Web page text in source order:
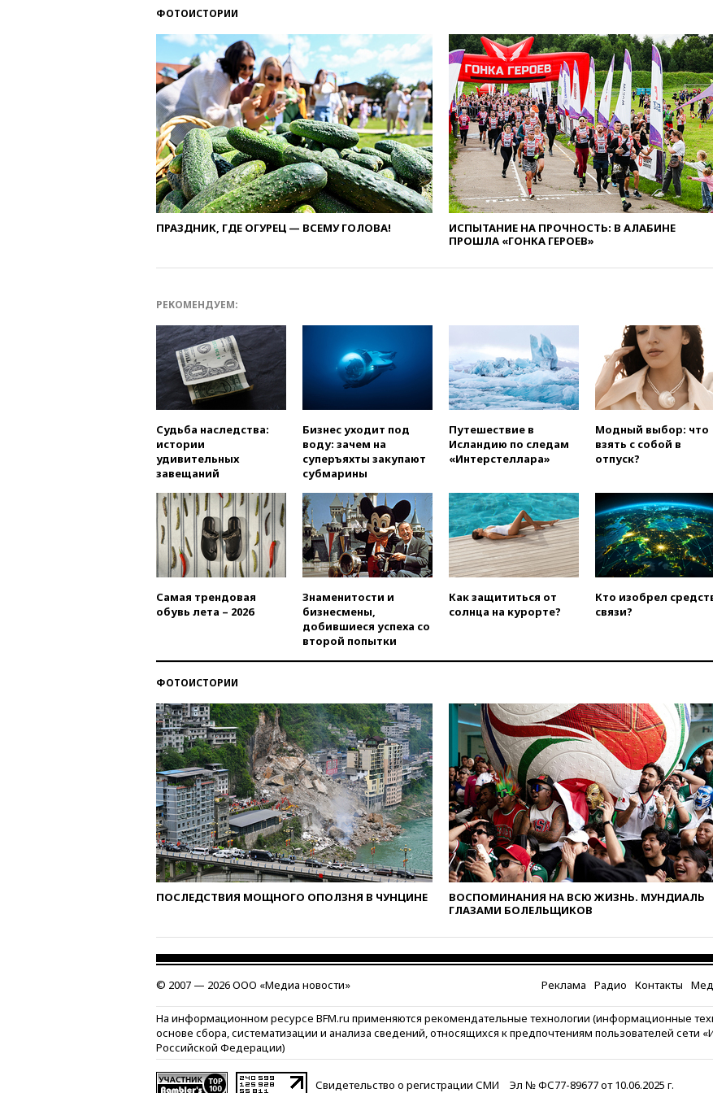
вчера, 22:59На башню
ресторана «Армения» в
Москве вернут утраченную
скульптуру балерины
вчера, 22:45 Литовец
протаранил погранпункт при
попытке попасть в Россию
вчера, 22:28Бессент
анонсировал скорое
соглашение о прекращении
огня США и Ирана
вчера, 22:15Три человека
получили ножевые ранения
области
вчера, 21:56The Atlantic: Маск
отказал Украине в
использовании Starlink для
атак вглубь РФ
складе в Брянске возбудили
уголовное дело
официальный отказ в визах от
Хорватии
вчера, 21:15Пентагон
опубликовал 16 новых видео с
НЛО
вчера, 21:00 На границе
Украины с Польшей скопилось
«Интервидение» точно
вчера, 20:45ПВО за день
сбила еще 75 украинских
беспилотников над Россией
вчера, 20:35Велосипедист
погиб при атаке FPV-дрона в
Белгородской области
вчера, 20:30Лидию
заочно арестовали по делу о
финансировании
экстремизма
вчера, 20:20Суд США
постановил остановить
строительство бального зала в
вчера, 20:15Сенат США
одобрил ужесточение
санкций против России и
вчера, 20:00СК возбудил
против журналистки
ФОТОИСТОРИИ
ПРАЗДНИК, ГДЕ ОГУРЕЦ — ВСЕМУ ГОЛОВА!
ИСПЫТАНИЕ НА ПРОЧНОСТЬ: В АЛАБИНЕ
ПРОШЛА «ГОНКА ГЕРОЕВ»
РЕКОМЕНДУЕМ:
Судьба наследства:
истории
удивительных
завещаний
Бизнес уходит под
воду: зачем на
суперъяхты закупают
субмарины
Путешествие в
Исландию по следам
«Интерстеллара»
Модный выбор: что
взять с собой в
отпуск?
Самая трендовая
обувь лета – 2026
Знаменитости и
бизнесмены,
добившиеся успеха со
второй попытки
Как защититься от
солнца на курорте?
Кто изобрел
связи?
ФОТОИСТОРИИ
ПОСЛЕДСТВИЯ МОЩНОГО ОПОЛЗНЯ В ЧУНЦИНЕ
ВОСПОМИНАНИЯ НА ВСЮ ЖИЗНЬ. МУНДИАЛЬ
ГЛАЗАМИ БОЛЕЛЬЩИКОВ
© 2007 — 2026 ООО «Медиа новости» Реклама Радио Контакты
На информационном ресурсе BFM.ru применяются рекомендательные технологии (информационные
основе сбора, систематизации и анализа сведений, относящихся к предпочтениям пользователей сети
Российской Федерации)
Свидетельство о регистрации СМИ Эл № ФС77-89677 от 10.06.2025 г.